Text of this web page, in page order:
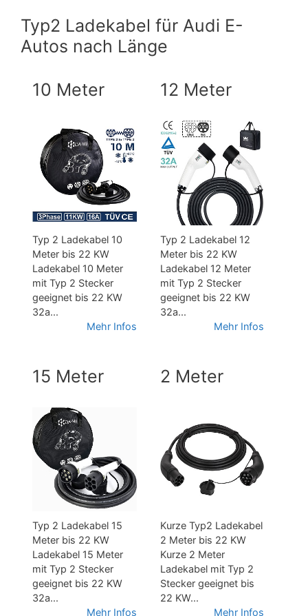
Typ2 Ladekabel für Audi E-
Autos nach Länge
10 Meter
Typ 2 Ladekabel 10
Meter bis 22 KW
Ladekabel 10 Meter
mit Typ 2 Stecker
geeignet bis 22 KW
32a...
Mehr Infos
12 Meter
Typ 2 Ladekabel 12
Meter bis 22 KW
Ladekabel 12 Meter
mit Typ 2 Stecker
geeignet bis 22 KW
32a...
Mehr Infos
15 Meter
Typ 2 Ladekabel 15
Meter bis 22 KW
Ladekabel 15 Meter
mit Typ 2 Stecker
geeignet bis 22 KW
32a...
Mehr Infos
2 Meter
Kurze Typ2 Ladekabel
2 Meter bis 22 KW
Kurze 2 Meter
Ladekabel mit Typ 2
Stecker geeignet bis
22 KW...
Mehr Infos